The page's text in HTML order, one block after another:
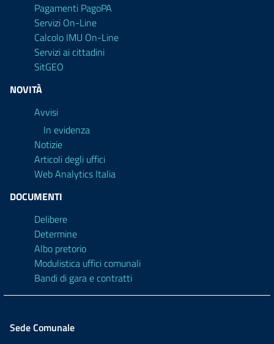
Pagamenti PagoPA
Servizi On-Line
Calcolo IMU On-Line
Servizi ai cittadini
SitGEO
NOVITÀ
Avvisi
In evidenza
Notizie
Articoli degli uffici
Web Analytics Italia
DOCUMENTI
Delibere
Determine
Albo pretorio
Modulistica uffici comunali
Bandi di gara e contratti
Sede Comunale